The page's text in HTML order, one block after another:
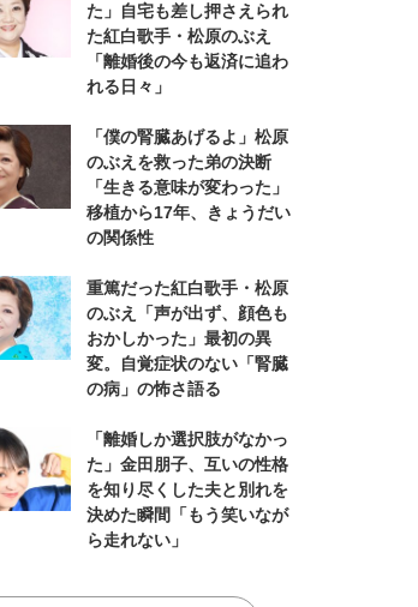
た」自宅も差し押さえられ
た紅白歌手・松原のぶえ
「離婚後の今も返済に追わ
れる日々」
「僕の腎臓あげるよ」松原
のぶえを救った弟の決断
「生きる意味が変わった」
移植から17年、きょうだい
の関係性
重篤だった紅白歌手・松原
のぶえ「声が出ず、顔色も
おかしかった」最初の異
変。自覚症状のない「腎臓
の病」の怖さ語る
「離婚しか選択肢がなかっ
た」金田朋子、互いの性格
を知り尽くした夫と別れを
決めた瞬間「もう笑いなが
ら走れない」